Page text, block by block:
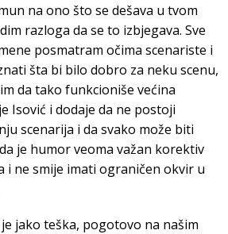
na ono što se dešava u tvom
razloga da se to izbjegava. Sve
posmatram očima scenariste i
šta bi bilo dobro za neku scenu,
da tako funkcioniše većina
Isović i dodaje da ne postoji
scenarija i da svako može biti
je humor veoma važan korektiv
i ne smije imati ograničen okvir u
jako teška, pogotovo na našim